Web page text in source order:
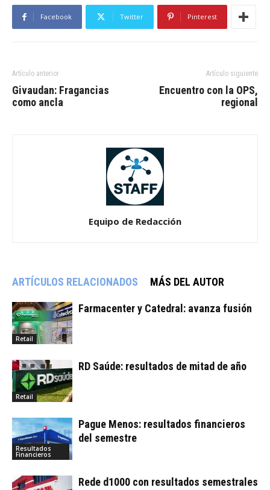
Facebook Twitter Pinterest
Artículo anterior
Givaudan: Fragancias
como ancla
Artículo siguiente
Encuentro con la OPS,
regional
Equipo de Redacción
ARTÍCULOS RELACIONADOS MÁS DEL AUTOR
Retail
Farmacenter y Catedral: avanza fusión
Retail
RD Saúde: resultados de mitad de año
Resultados
Financieros
Pague Menos: resultados financieros
del semestre
Rede d1000 con resultados semestrales